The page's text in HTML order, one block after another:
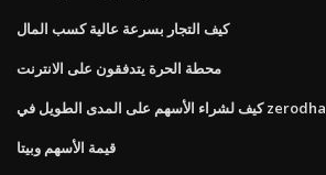
كيف التجار بسرعة عالية كسب المال
محطة الحرة يتدفقون على الانترنت
كيف لشراء الأسهم على المدى الطويل في zerodha
قيمة الأسهم وبيتا